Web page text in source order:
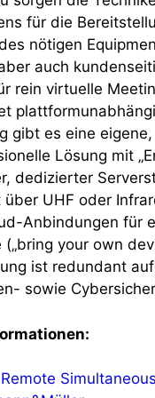
für die
nötigen
auch
rein virtuelle
gibt es eine eigene,
Lösung mit
dedizierter
über UHF oder
Anbindungen für
your own
ist redundant
sowie